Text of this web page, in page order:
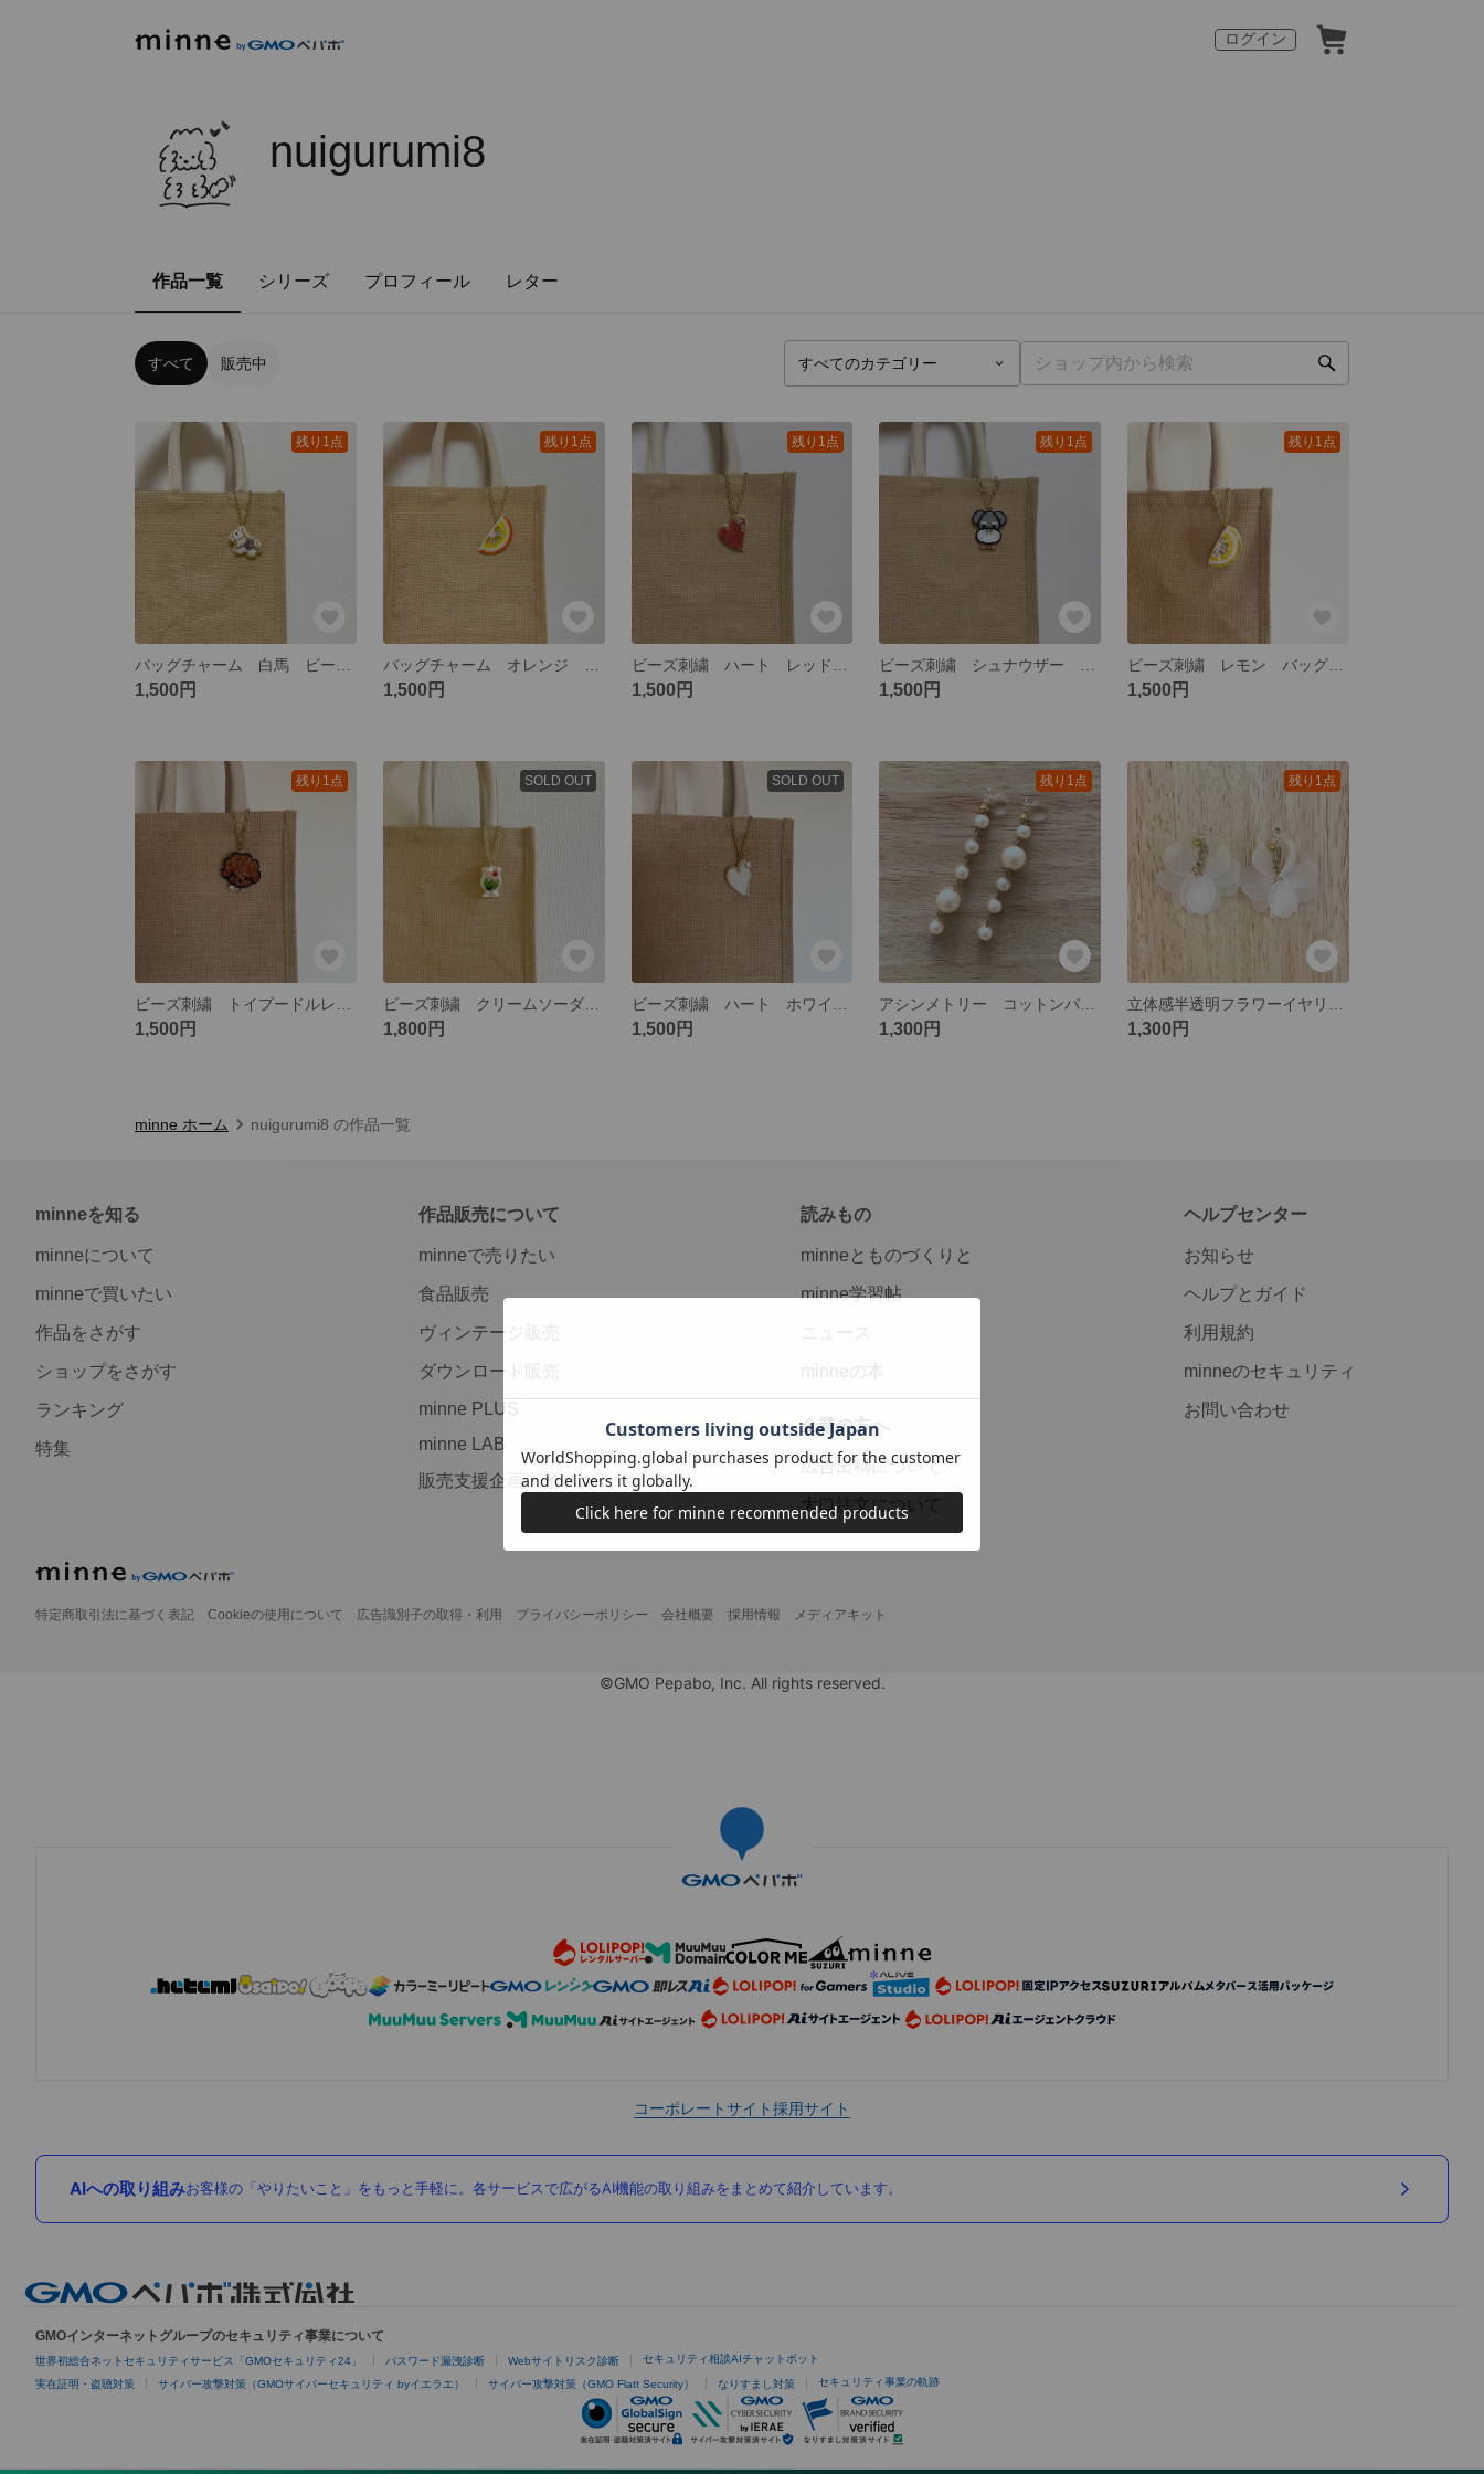
ログイン
nuigurumi8
作品一覧 シリーズ プロフィール レター
すべて 販売中
残り1点
1,500円
残り1点
1,500円
残り1点
1,500円
残り1点
1,500円
残り1点
1,500円
残り1点
1,500円
SOLD OUT
ビーズ刺繍 クリームソーダ バッグチャーム ブローチ
1,800円
SOLD OUT
1,500円
残り1点
1,300円
残り1点
1,300円
minne ホーム nuigurumi8 の作品一覧
minneを知る
minneについて
minneで買いたい
作品をさがす
ショップをさがす
ランキング
特集
作品販売について
minneで売りたい
食品販売
ヴィンテージ販売
ダウンロード販売
minne PLUS
minne LAB
販売支援企画・イベント
読みもの
minneとものづくりと
minne学習帖
ニュース
minneの本
企業の方へ
広告出稿について
大口注文について
ヘルプセンター
お知らせ
ヘルプとガイド
利用規約
minneのセキュリティ
お問い合わせ
特定商取引法に基づく表記 Cookieの使用について 広告識別子の取得・利用 プライバシーポリシー 会社概要 採用情報 メディアキット
©GMO Pepabo, Inc. All rights reserved.
コーポレートサイト採用サイト
AIへの取り組みお客様の「やりたいこと」をもっと手軽に。各サービスで広がるAI機能の取り組みをまとめて紹介しています。
GMOインターネットグループのセキュリティ事業について
世界初総合ネットセキュリティサービス「GMOセキュリティ24」 パスワード漏洩診断 Webサイトリスク診断 セキュリティ相談AIチャットボット
実在証明・盗聴対策 サイバー攻撃対策（GMOサイバーセキュリティ byイエラエ） サイバー攻撃対策（GMO Flatt Security） なりすまし対策 セキュリティ事業の軌跡